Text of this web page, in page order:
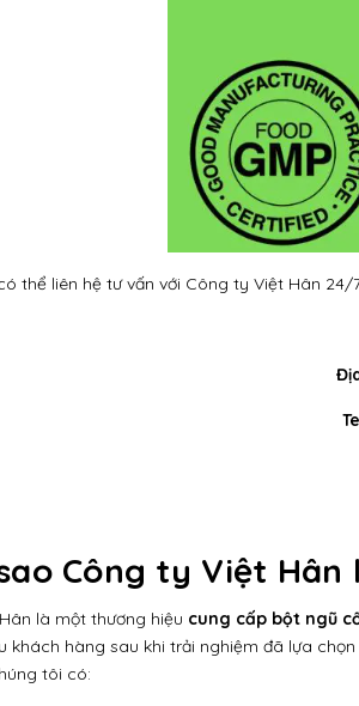
thể liên hệ tư vấn với Công ty Việt Hân
Công ty Việt
là một thương hiệu cung cấp bột ngũ
khách hàng sau khi trải nghiệm đã lựa
tôi có: